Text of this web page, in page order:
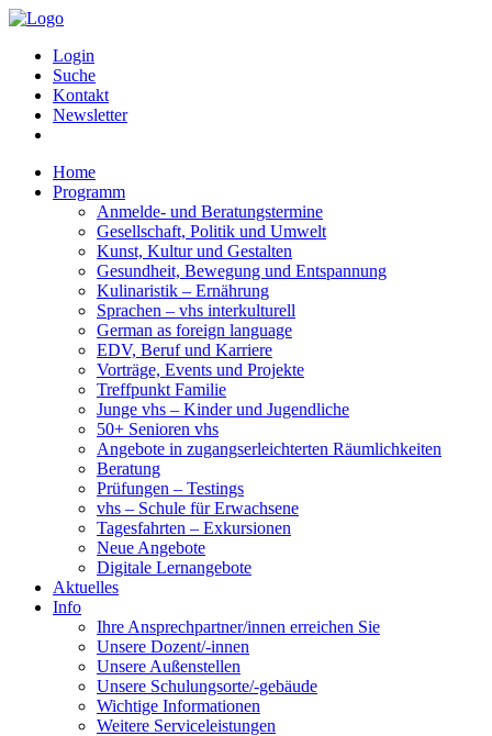
Login
Suche
Kontakt
Newsletter
Home
Programm
Anmelde- und Beratungstermine
Gesellschaft, Politik und Umwelt
Kunst, Kultur und Gestalten
Gesundheit, Bewegung und Entspannung
Kulinaristik – Ernährung
Sprachen – vhs interkulturell
German as foreign language
EDV, Beruf und Karriere
Vorträge, Events und Projekte
Treffpunkt Familie
Junge vhs – Kinder und Jugendliche
50+ Senioren vhs
Angebote in zugangserleichterten Räumlichkeiten
Beratung
Prüfungen – Testings
vhs – Schule für Erwachsene
Tagesfahrten – Exkursionen
Neue Angebote
Digitale Lernangebote
Aktuelles
Info
Ihre Ansprechpartner/innen erreichen Sie
Unsere Dozent/-innen
Unsere Außenstellen
Unsere Schulungsorte/-gebäude
Wichtige Informationen
Weitere Serviceleistungen